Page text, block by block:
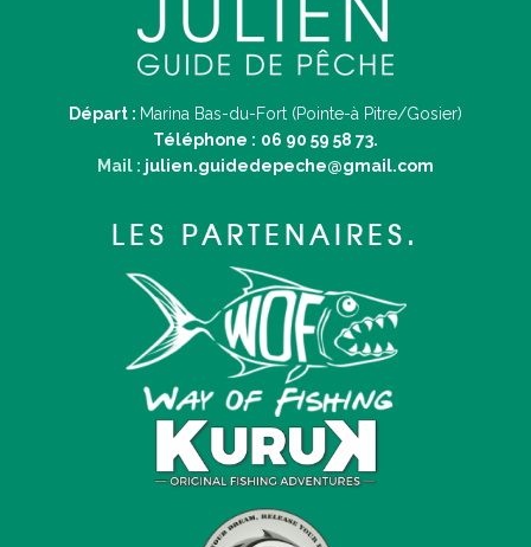
Départ : Marina Bas-du-Fort (Pointe-à Pitre/Gosier)
Téléphone : 06 90 59 58 73.
Mail : julien.guidedepeche@gmail.com
LES PARTENAIRES.